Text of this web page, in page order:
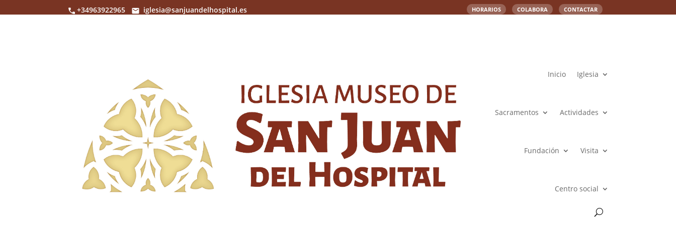
+34963922965 iglesia@sanjuandelhospital.es HORARIOS COLABORA CONTACTAR
Inicio Iglesia
Sacramentos Actividades
Fundación Visita
Centro social